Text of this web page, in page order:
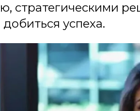
стратегическими
успеха.